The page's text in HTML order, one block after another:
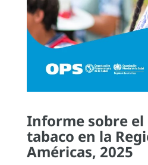
Informe sobre
tabaco en la
Américas, 2025